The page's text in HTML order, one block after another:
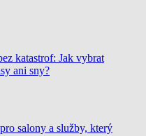
katastrof: Jak vybrat
ani sny?
salony a služby, který